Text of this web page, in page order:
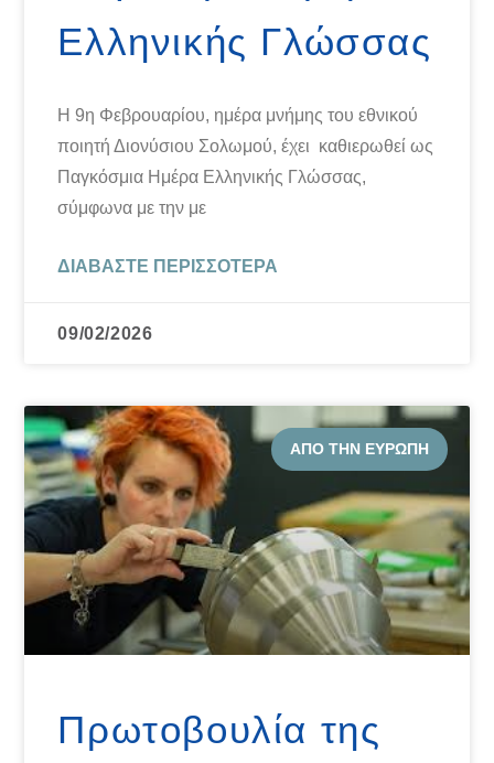
Ελληνικής Γλώσσας
Η 9η Φεβρουαρίου, ημέρα μνήμης του εθνικού
ποιητή Διονύσιου Σολωμού, έχει καθιερωθεί ως
Παγκόσμια Ημέρα Ελληνικής Γλώσσας,
σύμφωνα με την με
ΔΙΑΒΆΣΤΕ ΠΕΡΙΣΣΌΤΕΡΑ
09/02/2026
ΑΠΌ ΤΗΝ ΕΥΡΏΠΗ
Πρωτοβουλία της